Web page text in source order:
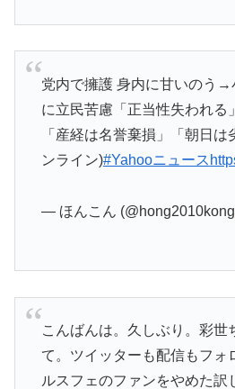
党内で擁護 身内に甘いのう→
に立民苦慮「正当性失われ
「産経は名誉棄損」「朝日
ンライン)#Yahooニュース
— ほんこん
こんばんは。久しぶり。彩世
て。ツイッターも配信もフォ
ルスフェのファンをやめた訳